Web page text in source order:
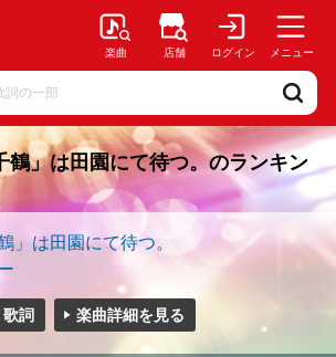
楽曲 店舗 ログイン メニュー
鶴」は田園にて待つ。のランキン
」は田園にて待つ。
歌詞 楽曲詳細を見る